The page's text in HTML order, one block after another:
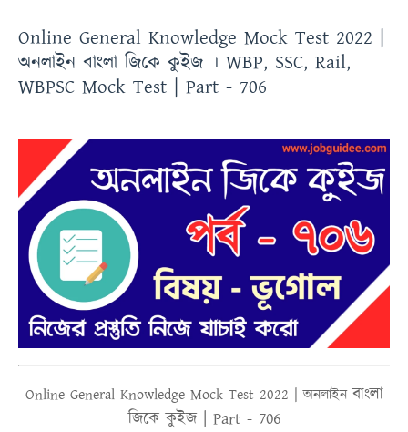
Online General Knowledge Mock Test 2022 |
অনলাইন বাংলা জিকে কুইজ । WBP, SSC, Rail,
WBPSC Mock Test | Part - 706
Online General Knowledge Mock Test 2022 |অনলাইনবাংলা
জিকে কুইজ | Part - 706